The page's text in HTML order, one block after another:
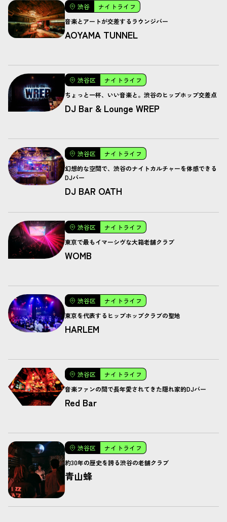
渋谷
ナイトライフ
音楽とアートが交差するラウンジバー
AOYAMA TUNNEL
渋谷区
ナイトライフ
ちょっと一杯、いい音楽と。渋谷のヒップホップ交差点
DJ Bar & Lounge WREP
渋谷区
ナイトライフ
幻想的な空間で、渋谷のナイトカルチャーを体感できる
DJバー
DJ BAR OATH
渋谷区
ナイトライフ
東京で最もイマーシヴな大箱老舗クラブ
WOMB
渋谷区
ナイトライフ
東京を代表するヒップホップクラブの聖地
HARLEM
渋谷区
ナイトライフ
音楽ファンの間で長年愛されてきた隠れ家的DJバー
Red Bar
渋谷区
ナイトライフ
約30年の歴史を誇る渋谷の老舗クラブ
青山蜂